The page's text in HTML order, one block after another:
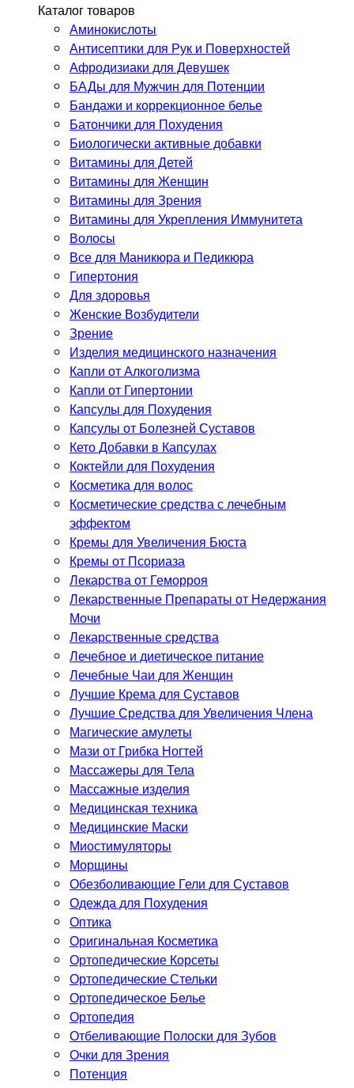
Каталог товаров
Аминокислоты
Антисептики для Рук и Поверхностей
Афродизиаки для Девушек
БАДы для Мужчин для Потенции
Бандажи и коррекционное белье
Батончики для Похудения
Биологически активные добавки
Витамины для Детей
Витамины для Женщин
Витамины для Зрения
Витамины для Укрепления Иммунитета
Волосы
Все для Маникюра и Педикюра
Гипертония
Для здоровья
Женские Возбудители
Зрение
Изделия медицинского назначения
Капли от Алкоголизма
Капли от Гипертонии
Капсулы для Похудения
Капсулы от Болезней Суставов
Кето Добавки в Капсулах
Коктейли для Похудения
Косметика для волос
Косметические средства с лечебным
эффектом
Кремы для Увеличения Бюста
Кремы от Псориаза
Лекарства от Геморроя
Лекарственные Препараты от Недержания
Мочи
Лекарственные средства
Лечебное и диетическое питание
Лечебные Чаи для Женщин
Лучшие Крема для Суставов
Лучшие Средства для Увеличения Члена
Магические амулеты
Мази от Грибка Ногтей
Массажеры для Тела
Массажные изделия
Медицинская техника
Медицинские Маски
Миостимуляторы
Морщины
Обезболивающие Гели для Суставов
Одежда для Похудения
Оптика
Оригинальная Косметика
Ортопедические Корсеты
Ортопедические Стельки
Ортопедическое Белье
Ортопедия
Отбеливающие Полоски для Зубов
Очки для Зрения
Потенция